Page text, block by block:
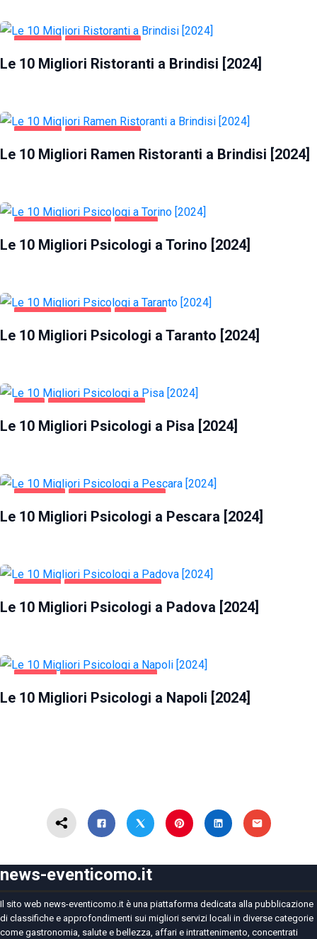
Le 10 Migliori Ristoranti a Brindisi [2024]
Le 10 Migliori Ramen Ristoranti a Brindisi [2024]
Le 10 Migliori Psicologi a Torino [2024]
Le 10 Migliori Psicologi a Taranto [2024]
Le 10 Migliori Psicologi a Pisa [2024]
Le 10 Migliori Psicologi a Pescara [2024]
Le 10 Migliori Psicologi a Padova [2024]
Le 10 Migliori Psicologi a Napoli [2024]
news-eventicomo.it
Il sito web news-eventicomo.it è una piattaforma dedicata alla pubblicazione
di classifiche e approfondimenti sui migliori servizi locali in diverse categorie
come gastronomia, salute e bellezza, affari e intrattenimento, concentrati